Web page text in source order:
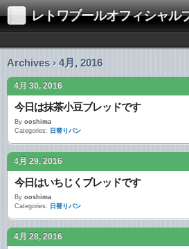
レトワブールオフィシャル
Archives › 4月, 2016
4月 30, 2016
今日は抹茶小豆ブレッドです
By ooshima
Categories: 日替りパン
4月 29, 2016
今日はいちじくブレッドです
By ooshima
Categories: 日替りパン
4月 28, 2016